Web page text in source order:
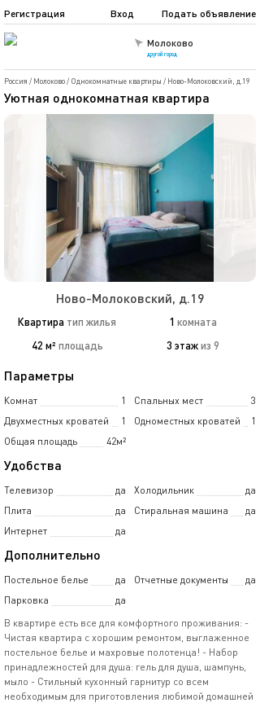
Молоково
другой город
Подать объявление
Регистрация Вход
Россия / Молоково/ Однокомнатные квартиры / Ново-Молоковский, д.19
Уютная однокомнатная квартира
Ново-Молоковский, д.19
Квартира тип жилья 1 комната
42 м² площадь 3 этажиз 9
Параметры
Комнат 1 Спальных мест
3
Двухместных кроватей
1 Одноместных кроватей
1
Общая площадь
42м²
Удобства
Телевизор да Холодильник
да
Плита
да Стиральная машина
да
Интернет
да
Дополнительно
Постельное белье да Отчетные документы
да
Парковка
да
В квартире есть все для комфортного проживания: -
Чистая квартира с хорошим ремонтом, выглаженное
постельное белье и махровые полотенца! - Набор
принадлежностей для душа: гель для душа, шампунь,
мыло - Стильный кухонный гарнитур со всем
необходимым для приготовления любимой домашней